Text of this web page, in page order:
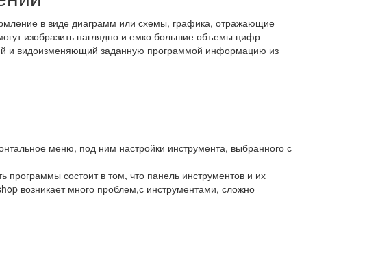
в виде диаграмм или схемы, графика, отражающие
изобразить наглядно и емко большие объемы цифр
и видоизменяющий заданную программой информацию из
меню, под ним настройки инструмента, выбранного с
программы состоит в том, что панель инструментов и их
возникает много проблем,с инструментами, сложно